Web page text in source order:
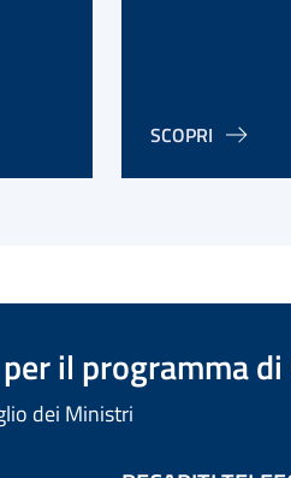
SCOPRI
il programma di
dei Ministri